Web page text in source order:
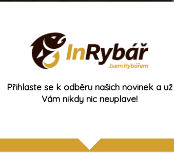
ale i nebezpečné . UV záření způsobuje
až ke vzniku rakoviny. Nejhorší je,
UV tričko Skin z kolekce VAGNER
funkční.
Přihlaste se k odběru našich novinek a už
Vám nikdy nic neuplave!